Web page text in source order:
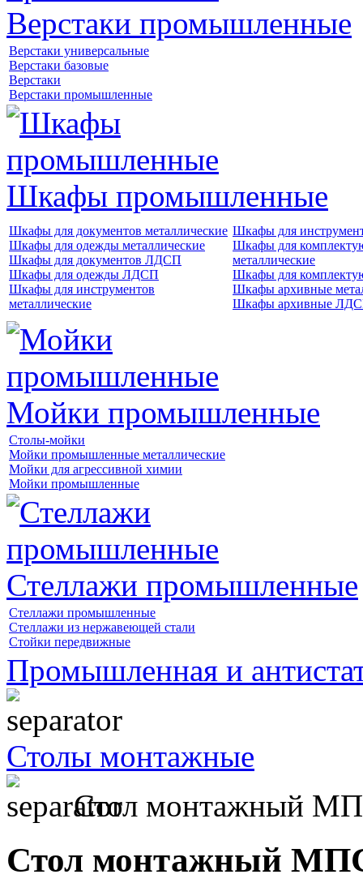
Верстаки промышленные
Верстаки универсальные
Верстаки базовые
Верстаки
Верстаки промышленные
Шкафы промышленные
Шкафы для документов металлические
Шкафы для одежды металлические
Шкафы для документов ЛДСП
Шкафы для одежды ЛДСП
Шкафы для инструментов
металлические
Шкафы для
Шкафы для
металлические
Шкафы для
Шкафы архивные
Шкафы архивные
Мойки промышленные
Столы-мойки
Мойки промышленные металлические
Мойки для агрессивной химии
Мойки промышленные
Стеллажи промышленные
Стеллажи промышленные
Стеллажи из нержавеющей стали
Стойки передвижные
Промышленная и
Столы монтажные
Стол монтажный
Стол монтажный